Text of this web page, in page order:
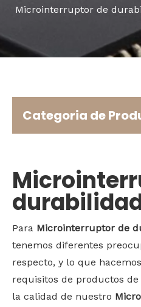
Microinterruptor de
Categoria de
Para Microinterruptor de
tenemos diferentes
respecto, y lo que
requisitos de productos
la calidad de nuestro